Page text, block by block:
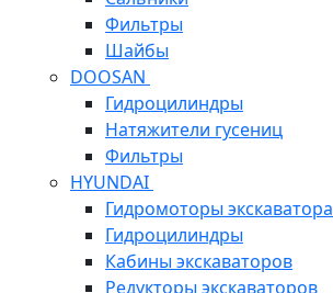
Фильтры
Шайбы
DOOSAN
Гидроцилиндры
Натяжители гусениц
Фильтры
HYUNDAI
Гидромоторы экскаватора
Гидроцилиндры
Кабины экскаваторов
Редукторы экскаваторов